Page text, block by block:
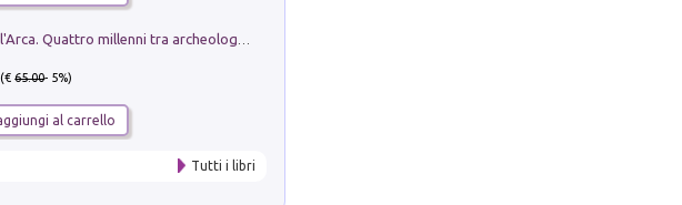
(€65.00- 5%)
al carrello
Tutti i libri